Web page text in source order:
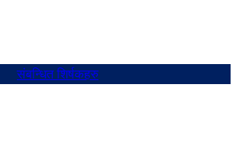
संबन्धित शिर्षकहरु